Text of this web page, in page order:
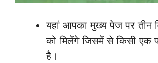
यहां आपका मुख्य पेज पर तीन
को मिलेंगे जिसमें से किसी एक
है।